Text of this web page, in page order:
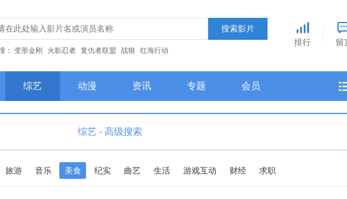
： 变形金刚 火影忍者 复仇者联盟 战狼 红海行动
排行 留
综艺 动漫 资讯 专题 会员
综艺 - 高级搜索
旅游 音乐 美食 纪实 曲艺 生活 游戏互动 财经 求职